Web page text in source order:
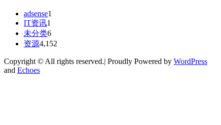
adsense1
IT资讯1
未分类6
资源4,152
Copyright © All rights reserved.| Proudly Powered by WordPress
and Echoes